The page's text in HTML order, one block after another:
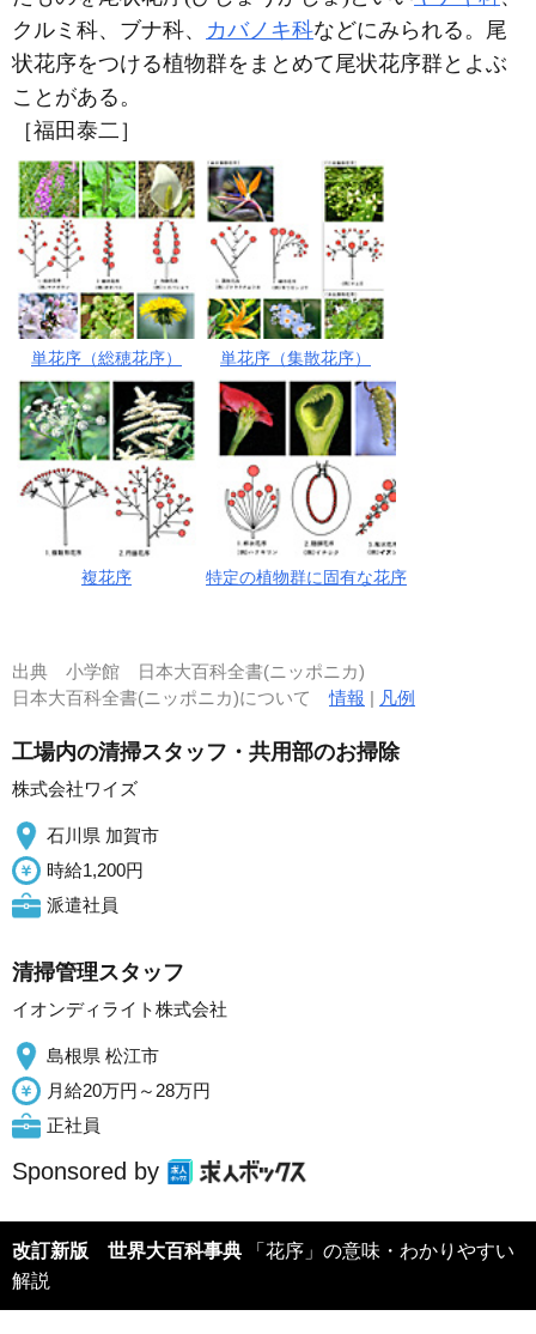
クルミ科、ブナ科、 カバノキ科などにみられる。尾
状花序をつける植物群をまとめて尾状花序群とよぶ
ことがある。
［福田泰二］
単花序（総穂花序） 単花序（集散花序）
複花序 特定の植物群に固有な花序
出典 小学館 日本大百科全書(ニッポニカ)
日本大百科全書(ニッポニカ)について情報 | 凡例
工場内の清掃スタッフ・共用部のお掃除
株式会社ワイズ
石川県 加賀市
時給1,200円
派遣社員
清掃管理スタッフ
イオンディライト株式会社
島根県 松江市
月給20万円～28万円
正社員
Sponsored by
改訂新版 世界大百科事典 「花序」の意味・わかりやすい
解説